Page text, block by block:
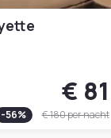
€ 81
-56% € 180per nacht